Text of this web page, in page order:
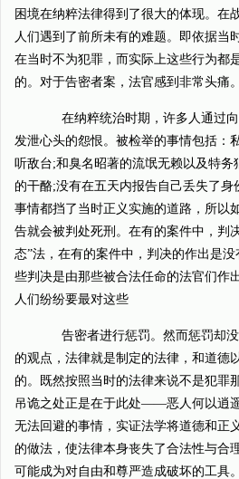
困境在纳粹法律得到了很大的体现。在
人们遇到了前所未有的难题。即依据当
在当时不为犯罪，而实际上这些行为都
的。对于告密者案，法官感到非常头痛。
在纳粹统治时期，许多人通过向
发泄心头的怨恨。被检举的事情包括：
听敌台;和臭名昭著的流氓无赖以及特
的干酪;没有在五天内报告自己丢失了
事情都挡了当时正义实施的道路，所以
告就会被判处死刑。在有的案件中，判
态”法，在有的案件中，判决的作出是
些判决是由那些被合法任命的法官们作
人们纷纷要最对这些
告密者进行惩罚。然而惩罚却没
的观点，法律就是制定的法律，和道德
的。既然按照当时的法律来说不是犯罪
吊诡之处正是在于此处——恶人何以逍
无法回避的事情，实证法学将道德和正
的做法，使法律本身丧失了合法性与合
可能成为对自由和尊严造成破坏的工具。